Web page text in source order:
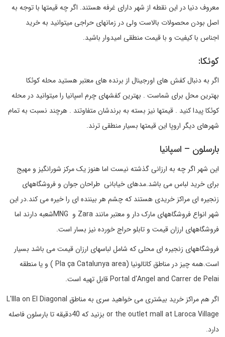
معروف دنیا در این نقطه از شهر دارای غرفه هستند. اگر چه قیمتها با توجه به
اصل بودن محصولات بالاست ولی در زمانهای حراجی میتوانید به خرید
اجناس با کیفیت و با قیمت منطقی امیدوار باشید.
کوئکا:
اگر به دنبال کفش های اورجینال از برنده های معتبر هستید محله کوئکا
بهترین محل برای شماست . بهترین کفشهای چرم اسپانیا را میتوانید در محله
کوئکا پیدا کنید . قیمتها نیز بسته به برندشان متفاوتند . هرچند نسبت به تمام
شهرهای دیگر اروپا این قیمتها بسیار منطقی ترند.
بارسلون – اسپانیا
این شهر اگر چه به ارزانی گذشته نیست اما هنوز یک مرکز شورانگیز و مهیج
برای خرید لباس می باشد.مدهای خیابانی طراحان جوان و فروشگاههای
زنجیره ای مراکز خریدی هستند که چشم هر بیننده ای را خیره می کند.در این
شهر انواع فروشگاههای مارک دار و معتبر مانند Zara و MNGشعبه دارند اما
فروشگاههای ارزان قیمت و تابلو حراج خورده نیز بسار است.
فروشگاههای زنجیره ای محلی که شامل لباسهای ارزان قیمت می باشد بسیار
است.همه چیز در مناطق کاتالونیا (Pla ça Catalunya area ) و یا منطقه
Portal d'Angel and Carrer de Pelai قابل تهیه است.
اگر هم مراکز خرید بیشتری می خواهید سری به مناطق L'Illa on El Diagonal
or the outlet mall at Laroca Village بزنید که 40دقیقه تا بارسلون فاصله
دارد.